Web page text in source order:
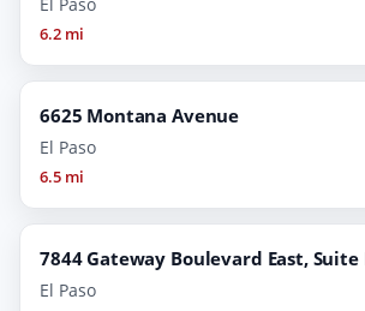
El Paso
6.2 mi
6625 Montana Avenue
El Paso
6.5 mi
7844 Gateway Boulevard East, Suite
El Paso